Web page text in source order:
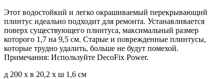
Этот водостойкий и легко окрашиваемый перекрывающий
плинтус идеально подходит для ремонта. Устанавливается
поверх существующего плинтуса, максимальный размер
которого 1,7 на 9,5 см. Старые и поврежденные плинтусы,
которые трудно удалить, больше не будут помехой.
Примечания: Используйте DecoFix Power.
д 200 x в 20,2 x ш 1,6 см